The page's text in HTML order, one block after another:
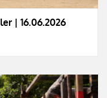
| 16.06.2026